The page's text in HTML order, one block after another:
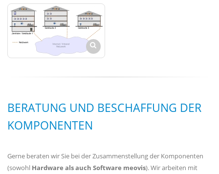
BERATUNG UND BESCHAFFUNG DER
KOMPONENTEN
Gerne beraten wir Sie bei der Zusammenstellung der Komponenten
(sowohl Hardware als auch Software meovis). Wir arbeiten mit